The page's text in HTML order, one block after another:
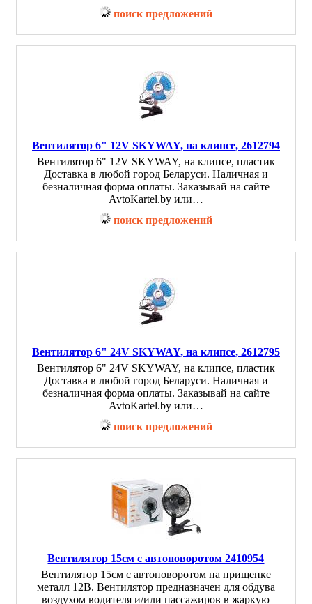
поиск предложений
Вентилятор 6" 12V SKYWAY, на клипсе, 2612794
Вентилятор 6" 12V SKYWAY, на клипсе, пластик
Доставка в любой город Беларуси. Наличная и
безналичная форма оплаты. Заказывай на сайте
AvtoKartel.by или…
поиск предложений
Вентилятор 6" 24V SKYWAY, на клипсе, 2612795
Вентилятор 6" 24V SKYWAY, на клипсе, пластик
Доставка в любой город Беларуси. Наличная и
безналичная форма оплаты. Заказывай на сайте
AvtoKartel.by или…
поиск предложений
Вентилятор 15см с автоповоротом 2410954
Вентилятор 15см с автоповоротом на прищепке
металл 12В. Вентилятор предназначен для обдува
воздухом водителя и/или пассажиров в жаркую